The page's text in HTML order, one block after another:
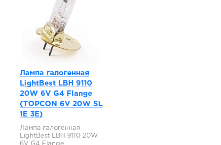
Лампа галогенная
LightBest LBH 9110
20W 6V G4 Flange
(TOPCON 6V 20W SL
1E 3E)
Лампа галогенная
LightBest LBH 9110 20W
6V G4 Flange